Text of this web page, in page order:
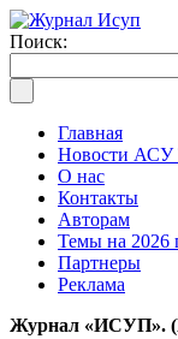
Поиск:
Главная
Новости
О нас
Контакты
Авторам
Темы на 2026
Партнеры
Реклама
Журнал «ИСУП».